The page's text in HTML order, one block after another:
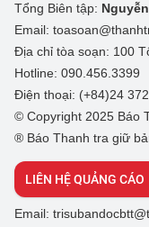
Tổng Biên tập:
Email:
Địa chỉ tòa soạn: 100
Hotline: 090.456.3399
Điện thoại: (+84)24
© Copyright 2025 Báo
® Báo Thanh tra giữ
LIÊN HỆ QUẢNG CÁO
Email: